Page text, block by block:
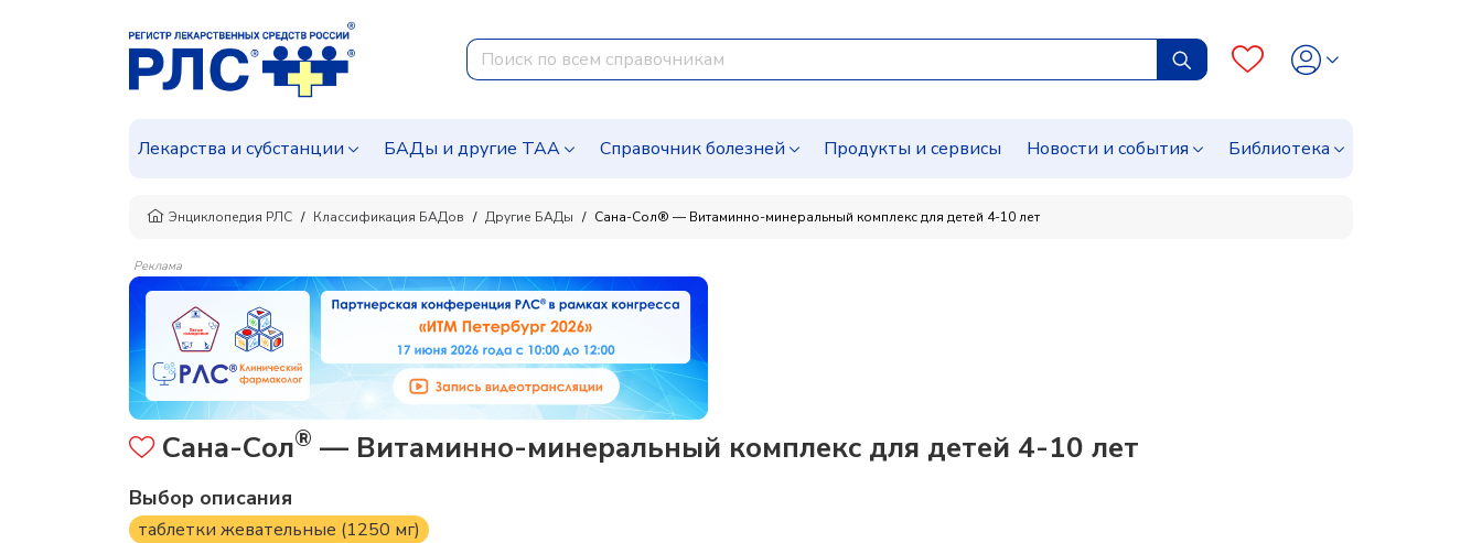
Лекарства и субстанции БАДы и другие ТАА Справочник болезней Продукты и сервисы Новости и события Библиотека
Энциклопедия РЛС Классификация БАДов Другие БАДы Сана-Сол® — Витаминно-минеральный комплекс для детей 4-10 лет
Реклама
Сана-Сол® — Витаминно-минеральный комплекс для детей 4-10 лет
Выбор описания
таблетки жевательные (1250 мг)